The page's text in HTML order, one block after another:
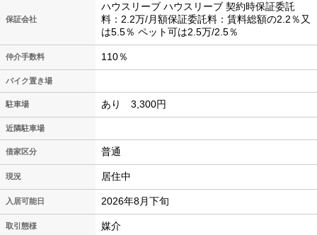
保証会社
ハウスリーブ ハウスリーブ 契約時保証委託
料：2.2万/月額保証委託料：賃料総額の2.2％又
は5.5％ ペット可は2.5万/2.5％
仲介手数料 110％
バイク置き場
駐車場 あり 3,300円
近隣駐車場
借家区分 普通
現況 居住中
入居可能日 2026年8月下旬
取引態様 媒介